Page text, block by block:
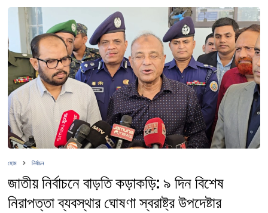
হোম নির্বাচন
জাতীয় নির্বাচনে বাড়তি কড়াকড়ি: ৯ দিন বিশেষ
নিরাপত্তা ব্যবস্থার ঘোষণা স্বরাষ্ট্র উপদেষ্টার